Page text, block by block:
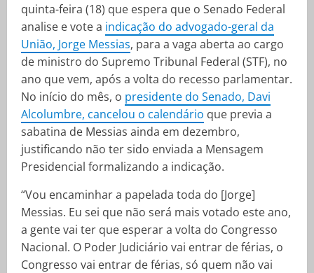
quinta-feira (18) que espera que o Senado Federal
analise e vote a indicação do advogado-geral da
União, Jorge Messias, para a vaga aberta ao cargo
de ministro do Supremo Tribunal Federal (STF), no
ano que vem, após a volta do recesso parlamentar.
No início do mês, o presidente do Senado, Davi
Alcolumbre, cancelou o calendário que previa a
sabatina de Messias ainda em dezembro,
justificando não ter sido enviada a Mensagem
Presidencial formalizando a indicação.
“Vou encaminhar a papelada toda do [Jorge]
Messias. Eu sei que não será mais votado este ano,
a gente vai ter que esperar a volta do Congresso
Nacional. O Poder Judiciário vai entrar de férias, o
Congresso vai entrar de férias, só quem não vai